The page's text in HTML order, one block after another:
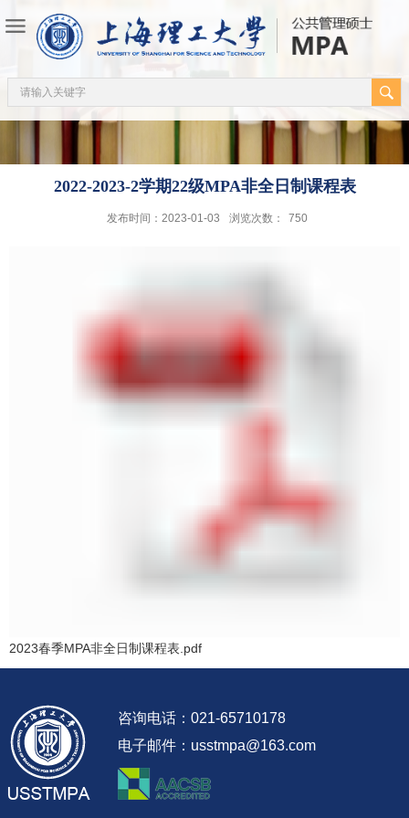
2022-2023-2学期22级MPA非全日制课程表
发布时间：2023-01-03 浏览次数： 750
2023春季MPA非全日制课程表.pdf
咨询电话：021-65710178
电子邮件：usstmpa@163.com